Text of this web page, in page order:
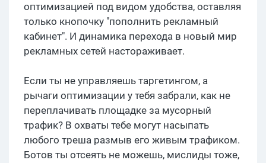
оптимизацией под видом удобства, оставляя
только кнопочку "пополнить рекламный
кабинет". И динамика перехода в новый мир
рекламных сетей настораживает.
Если ты не управляешь таргетингом, а
рычаги оптимизации у тебя забрали, как не
переплачивать площадке за мусорный
трафик? В охваты тебе могут насыпать
любого треша размыв его живым трафиком.
Ботов ты отсеять не можешь, мислиды тоже,